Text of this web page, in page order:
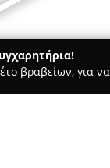
βραβείων, για